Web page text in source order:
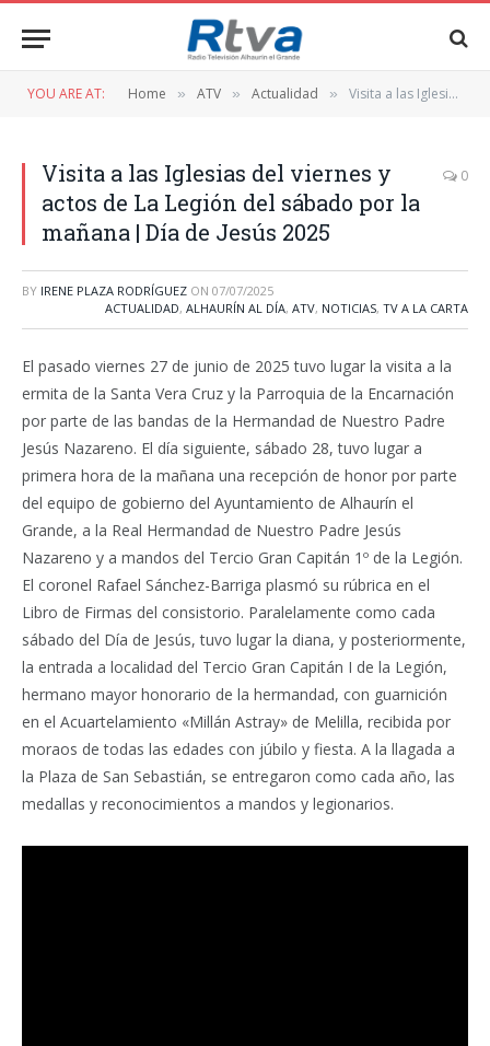
YOU ARE AT: Home » ATV » Actualidad » Visita a las Iglesias del viernes y actos de La Legión del sábado por la mañana | Día de Jesús 2025
Visita a las Iglesias del viernes y
actos de La Legión del sábado por la
mañana | Día de Jesús 2025
0
BY IRENE PLAZA RODRÍGUEZ ON 07/07/2025
ACTUALIDAD, ALHAURÍN AL DÍA, ATV, NOTICIAS, TV A LA CARTA
El pasado viernes 27 de junio de 2025 tuvo lugar la visita a la
ermita de la Santa Vera Cruz y la Parroquia de la Encarnación
por parte de las bandas de la Hermandad de Nuestro Padre
Jesús Nazareno. El día siguiente, sábado 28, tuvo lugar a
primera hora de la mañana una recepción de honor por parte
del equipo de gobierno del Ayuntamiento de Alhaurín el
Grande, a la Real Hermandad de Nuestro Padre Jesús
Nazareno y a mandos del Tercio Gran Capitán 1º de la Legión.
El coronel Rafael Sánchez-Barriga plasmó su rúbrica en el
Libro de Firmas del consistorio. Paralelamente como cada
sábado del Día de Jesús, tuvo lugar la diana, y posteriormente,
la entrada a localidad del Tercio Gran Capitán I de la Legión,
hermano mayor honorario de la hermandad, con guarnición
en el Acuartelamiento «Millán Astray» de Melilla, recibida por
moraos de todas las edades con júbilo y fiesta. A la llagada a
la Plaza de San Sebastián, se entregaron como cada año, las
medallas y reconocimientos a mandos y legionarios.